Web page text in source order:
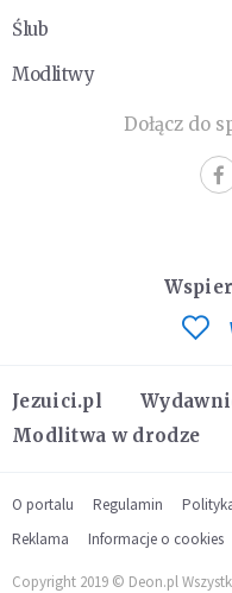
Ślub
Modlitwy
Dołącz do
Jezuici.pl
Modlitwa w drodze
O portalu Regulamin
Reklama
Informacje o cookies
Copyright 2019 © Deon.pl